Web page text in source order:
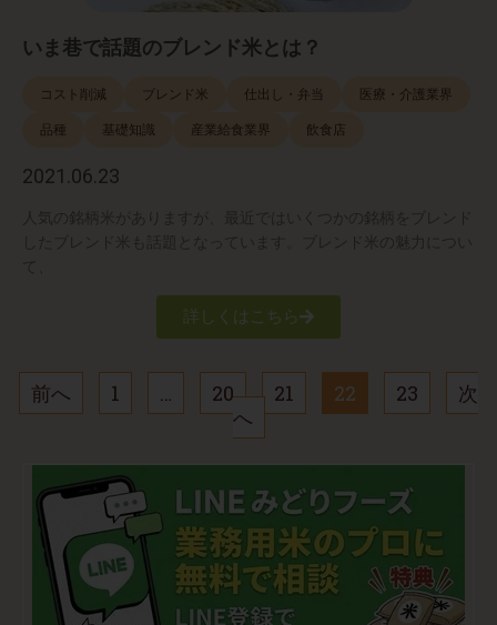
いま巷で話題のブレンド米とは？
コスト削減 ブレンド米 仕出し・弁当 医療・介護業界
品種 基礎知識 産業給食業界 飲食店
2021.06.23
詳しくはこちら
前へ 1 20 21 22 23
次
へ